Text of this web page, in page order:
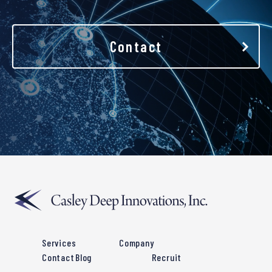
Contact
Services
Company
Contact Blog Recruit